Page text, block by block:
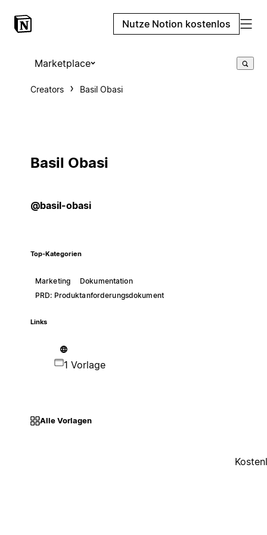
Nutze Notion kostenlos
Marketplace
Creators Basil Obasi
Basil Obasi
@basil-obasi
Top-Kategorien
Marketing
Dokumentation
PRD: Produktanforderungsdokument
Links
1 Vorlage
Alle Vorlagen